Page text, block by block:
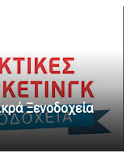
Ξενοδοχεία